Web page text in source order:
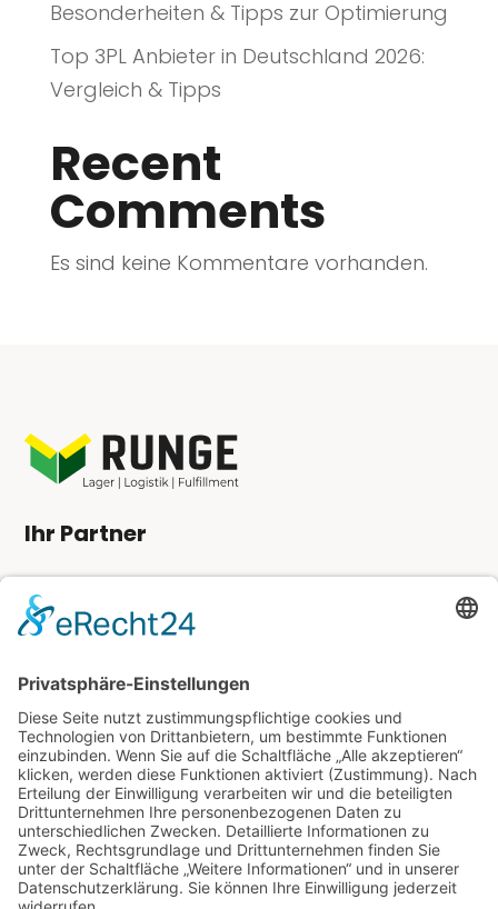
Besonderheiten & Tipps zur Optimierung
Top 3PL Anbieter in Deutschland 2026:
Vergleich & Tipps
Recent
Comments
Es sind keine Kommentare vorhanden.
Ihr Partner
Angebot anfordern
Kundenlogin
Kontakt
Tel.:0 33 43 8 / 36 97 0 – 0
Fax: 0 33 43 8 / 36 97 0 – 9
info@runge-lager-logistik.de
Rechtliches